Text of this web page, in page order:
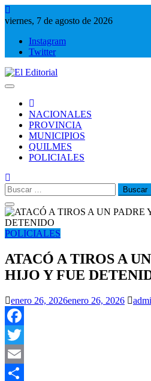
Saltar
al
viernes, 7 de agosto de 2026
Instagram
Twitter
NACIONALES
PROVINCIA
MUNICIPIOS
QUILMES
POLICIALES
Buscar:
POLICIALES
ATACÓ A TIROS A
HIJO Y FUE
enero 26, 2026enero 26, 2026
Facebook
Twitter
Email